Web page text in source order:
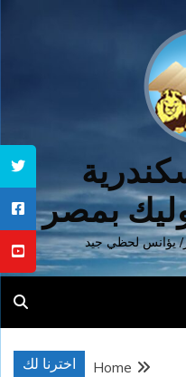
بمصر
يؤانس لحظي جيد
اخترنا لك
Home